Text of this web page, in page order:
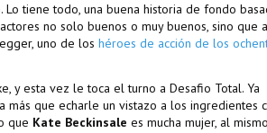
tiene todo, una buena historia de fondo
no solo buenos o muy buenos, sino que
uno de los héroes de acción de los
y esta vez le toca el turno a Desafio Total. Ya
que echarle un vistazo a los ingredientes
que Kate Beckinsale es mucha mujer, al